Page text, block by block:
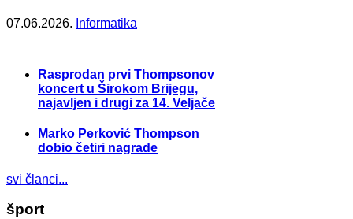
07.06.2026. Informatika
Rasprodan prvi Thompsonov
koncert u Širokom Brijegu,
najavljen i drugi za 14. Veljače
Marko Perković Thompson
dobio četiri nagrade
svi članci...
šport